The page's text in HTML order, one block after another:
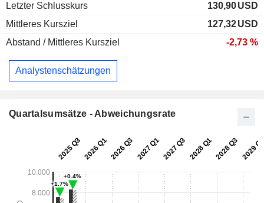
Letzter Schlusskurs
130,90USD
Mittleres Kursziel
127,32USD
Abstand / Mittleres Kursziel
-2,73 %
Analystenschätzungen
Quartalsumsätze - Abweichungsrate